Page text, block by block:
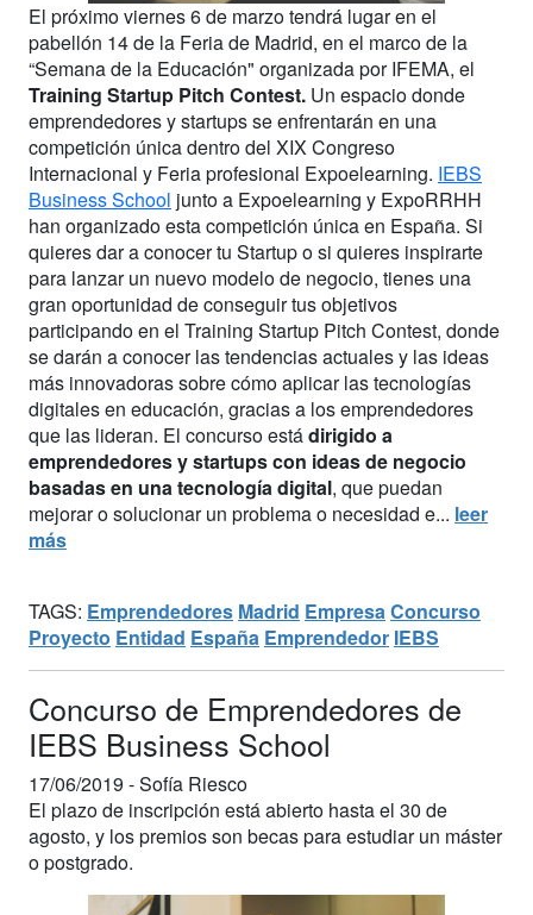
El próximo viernes 6 de marzo tendrá lugar en el
pabellón 14 de la Feria de Madrid, en el marco de la
“Semana de la Educación" organizada por IFEMA, el
Training Startup Pitch Contest. Un espacio donde
emprendedores y startups se enfrentarán en una
competición única dentro del XIX Congreso
Internacional y Feria profesional Expoelearning. IEBS
Business School junto a Expoelearning y ExpoRRHH
han organizado esta competición única en España. Si
quieres dar a conocer tu Startup o si quieres inspirarte
para lanzar un nuevo modelo de negocio, tienes una
gran oportunidad de conseguir tus objetivos
participando en el Training Startup Pitch Contest, donde
se darán a conocer las tendencias actuales y las ideas
más innovadoras sobre cómo aplicar las tecnologías
digitales en educación, gracias a los emprendedores
que las lideran. El concurso estádirigido a
emprendedores y startups con ideas de negocio
basadas en una tecnología digital, que puedan
mejorar o solucionar un problema o necesidad e... leer
más
TAGS: Emprendedores Madrid Empresa Concurso
Proyecto Entidad España Emprendedor IEBS
Concurso de Emprendedores de
IEBS Business School
17/06/2019 -Sofía Riesco
El plazo de inscripción está abierto hasta el 30 de
agosto, y los premios son becas para estudiar un máster
o postgrado.